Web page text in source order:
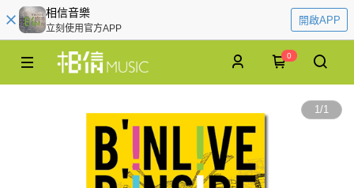
相信音樂
立刻使用官方APP
開啟APP
0
1/1